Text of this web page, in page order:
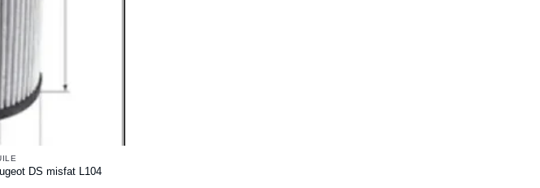
DS misfat L104